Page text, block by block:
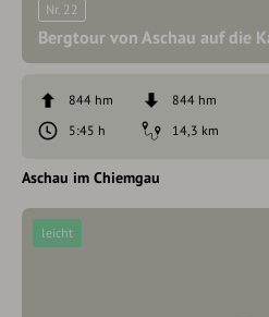
Nr. 22
Bergtour von Aschau auf die
844 hm
844 hm
5:45 h
14,3 km
Aschau im Chiemgau
leicht